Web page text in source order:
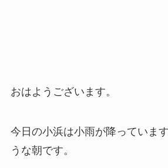
おはようございます。
今日の小浜は小雨が降っていま
うな朝です。